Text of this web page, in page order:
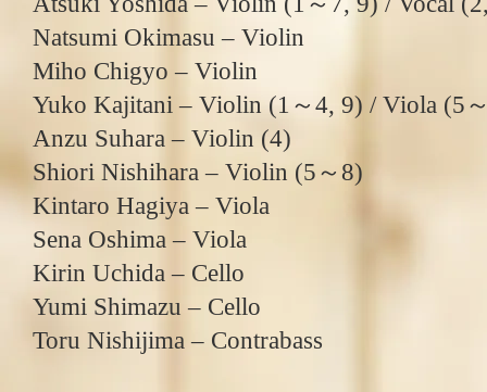
Natsumi Okimasu – Violin
Miho Chigyo – Violin
Yuko Kajitani – Violin (1～4, 9) / Viola (5
Anzu Suhara – Violin (4)
Shiori Nishihara – Violin (5～8)
Kintaro Hagiya – Viola
Sena Oshima – Viola
Kirin Uchida – Cello
Yumi Shimazu – Cello
Toru Nishijima – Contrabass